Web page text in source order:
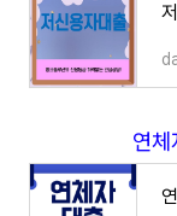
연